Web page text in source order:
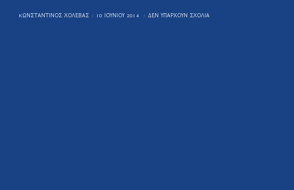
KΩΝΣΤΑΝΤΊΝΟΣ ΧΟΛΈΒΑΣ 10 ΙΟΥΝΊΟΥ 2014 ΔΕΝ ΥΠΆΡΧΟΥΝ ΣΧΌΛΙΑ